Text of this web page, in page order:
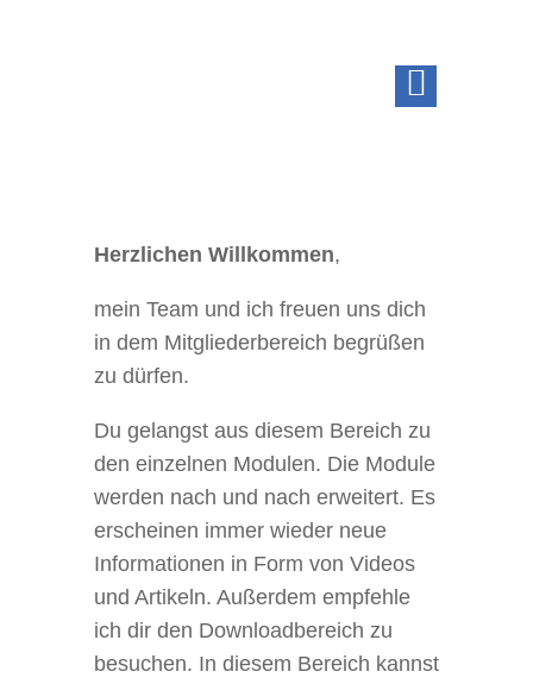
Herzlichen Willkommen,
mein Team und ich freuen uns dich
in dem Mitgliederbereich begrüßen
zu dürfen.
Du gelangst aus diesem Bereich zu
den einzelnen Modulen. Die Module
werden nach und nach erweitert. Es
erscheinen immer wieder neue
Informationen in Form von Videos
und Artikeln. Außerdem empfehle
ich dir den Downloadbereich zu
besuchen. In diesem Bereich kannst